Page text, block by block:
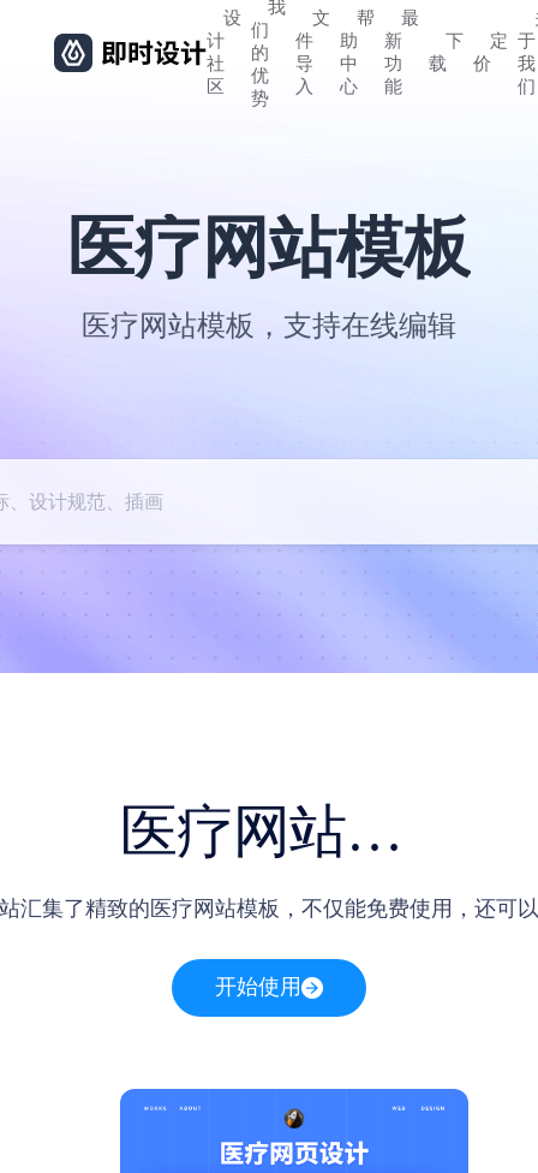
设
计
社
区
我
们
的
优
势
文
件
导
入
帮
助
中
心
最
新
功
能
下
载
定
价
于
我
们
医疗网站模板
医疗网站模板，支持在线编辑
医疗网站模板
汇集了精致的医疗网站模板，不仅能免费使用，还可
开始使用